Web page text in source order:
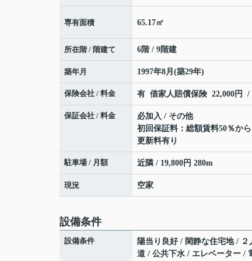
専有面積 65.17㎡
所在階 / 階建て 6階 / 9階建
築年月 1997年8月(築29年)
保険会社 / 料金 有 借家人賠償保険 22,000円 /
保証会社 / 料金
必加入 / その他
初回保証料：総額賃料50％から
更新料有り
駐車場 / 月額 近隣 / 19,800円 280m
現況 空家
設備条件
設備条件
陽当り良好 / 閑静な住宅地 /
道 / 公共下水 / エレベーター /